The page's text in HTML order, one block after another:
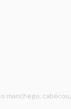
manchego,